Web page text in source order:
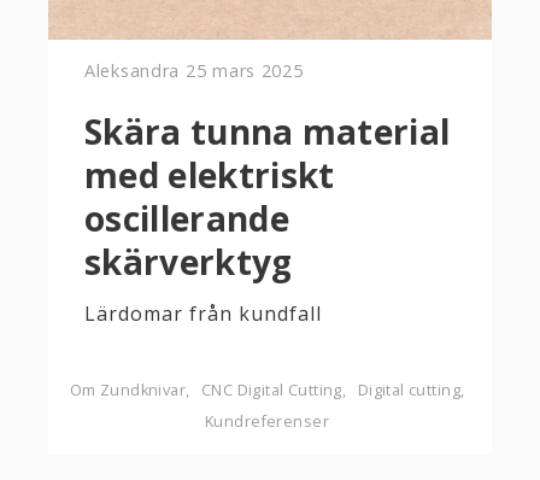
Aleksandra 25 mars 2025
Skära tunna material
med elektriskt
oscillerande
skärverktyg
Lärdomar från kundfall
Om Zundknivar CNC Digital Cutting
Digital cutting
Kundreferenser